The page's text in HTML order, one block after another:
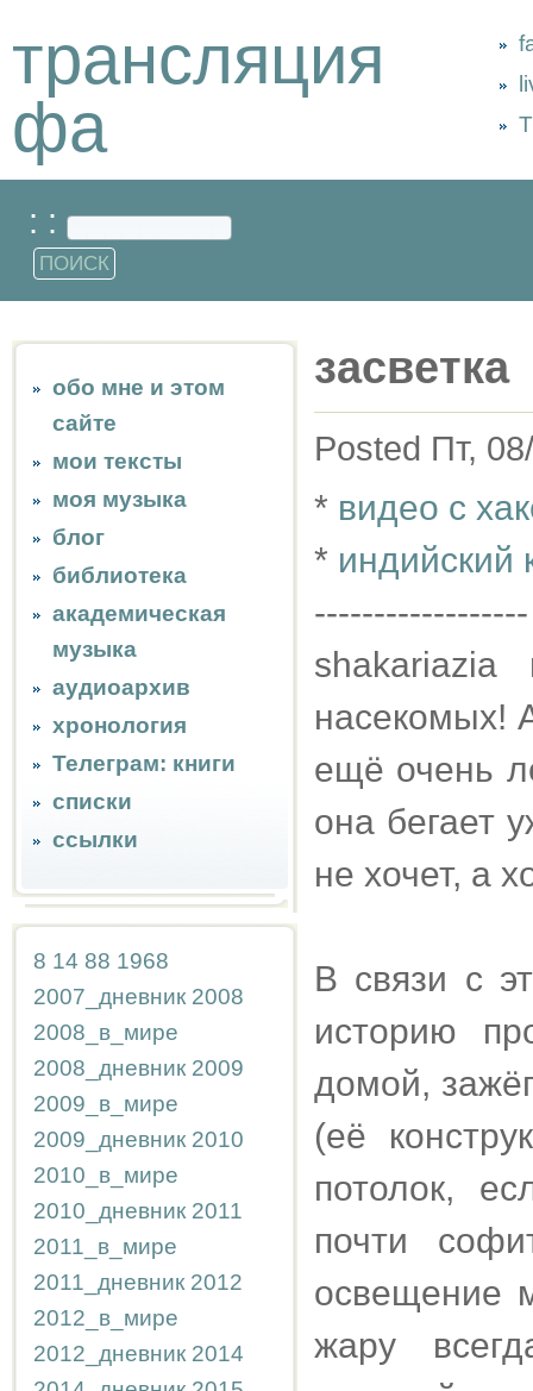
трансляция
фа
: :
обо мне и этом
сайте
мои тексты
моя музыка
блог
библиотека
академическая
музыка
аудиоархив
хронология
Телеграм: книги
списки
ссылки
8 14 88 1968
2007_дневник 2008
2008_в_мире
2008_дневник 2009
2009_в_мире
2009_дневник 2010
2010_в_мире
2010_дневник 2011
2011_в_мире
2011_дневник 2012
2012_в_мире
2012_дневник 2014
засветка
Posted Пт,
* видео с
* индийский
------------------
насекомых!
ещё очень
она бегает
не хочет, а
В связи с
историю
домой,
(её
потолок,
почти
освещение
жару